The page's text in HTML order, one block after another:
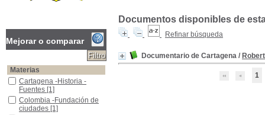
Documentos disponibles de
Refinar búsqueda
Documentario de Cartagena /
1
Mejorar o comparar
Materias
Cartagena -Historia -Fuentes
Cartagena -Historia -
Fuentes [1]
Colombia -Fundación de ciudades
Colombia -Fundación de
ciudades [1]